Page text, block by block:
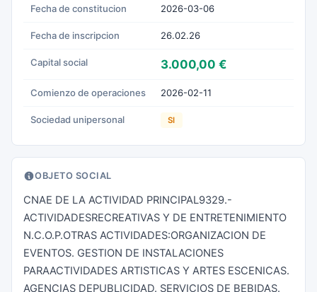
Fecha de constitucion 2026-03-06
Fecha de inscripcion 26.02.26
Capital social 3.000,00 €
Comienzo de operaciones 2026-02-11
Sociedad unipersonal SI
OBJETO SOCIAL
CNAE DE LA ACTIVIDAD PRINCIPAL9329.-
ACTIVIDADESRECREATIVAS Y DE ENTRETENIMIENTO
N.C.O.P.OTRAS ACTIVIDADES:ORGANIZACION DE
EVENTOS. GESTION DE INSTALACIONES
PARAACTIVIDADES ARTISTICAS Y ARTES ESCENICAS.
AGENCIAS DEPUBLICIDAD. SERVICIOS DE BEBIDAS.